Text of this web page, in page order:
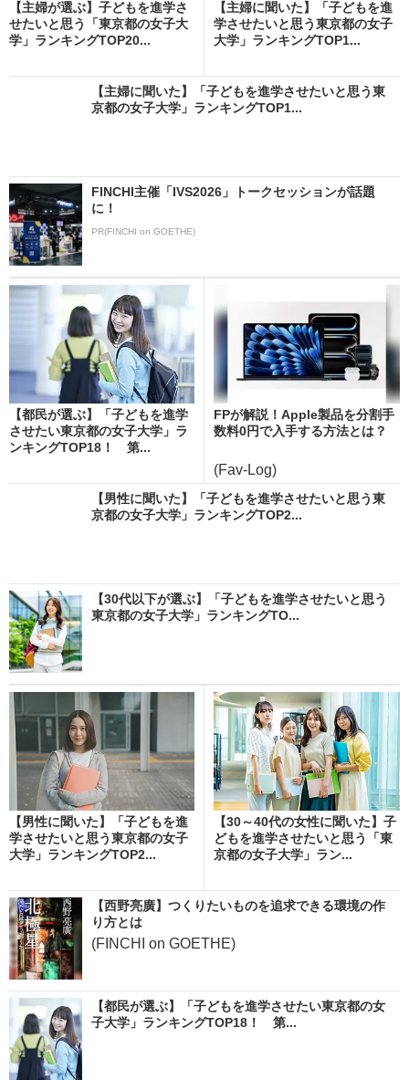
【主婦が選ぶ】子どもを進学さ
せたいと思う「東京都の女子大
学」ランキングTOP20...
【主婦に聞いた】「子どもを進
学させたいと思う東京都の女子
大学」ランキングTOP1...
【主婦に聞いた】「子どもを進学させたいと思う東
京都の女子大学」ランキングTOP1...
FINCHI主催「IVS2026」トークセッションが話題
に！
PR(FINCHI on GOETHE)
【都民が選ぶ】「子どもを進学
させたい東京都の女子大学」ラ
ンキングTOP18！ 第...
FPが解説！Apple製品を分割手
数料0円で入手する方法とは？
(Fav-Log)
【男性に聞いた】「子どもを進学させたいと思う東
京都の女子大学」ランキングTOP2...
【30代以下が選ぶ】「子どもを進学させたいと思う
東京都の女子大学」ランキングTO...
【男性に聞いた】「子どもを進
学させたいと思う東京都の女子
大学」ランキングTOP2...
【30～40代の女性に聞いた】子
どもを進学させたいと思う「東
京都の女子大学」ラン...
【西野亮廣】つくりたいものを追求できる環境の作
り方とは
(FINCHI on GOETHE)
【都民が選ぶ】「子どもを進学させたい東京都の女
子大学」ランキングTOP18！ 第...